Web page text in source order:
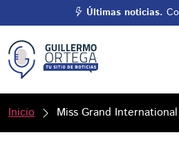
Últimas noticias.
Inicio Miss Grand International